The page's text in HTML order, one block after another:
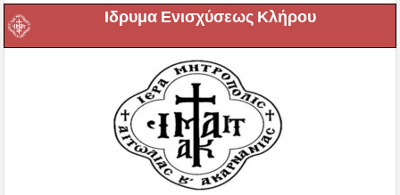
Ιδρυμα Ενισχύσεως Κλήρου